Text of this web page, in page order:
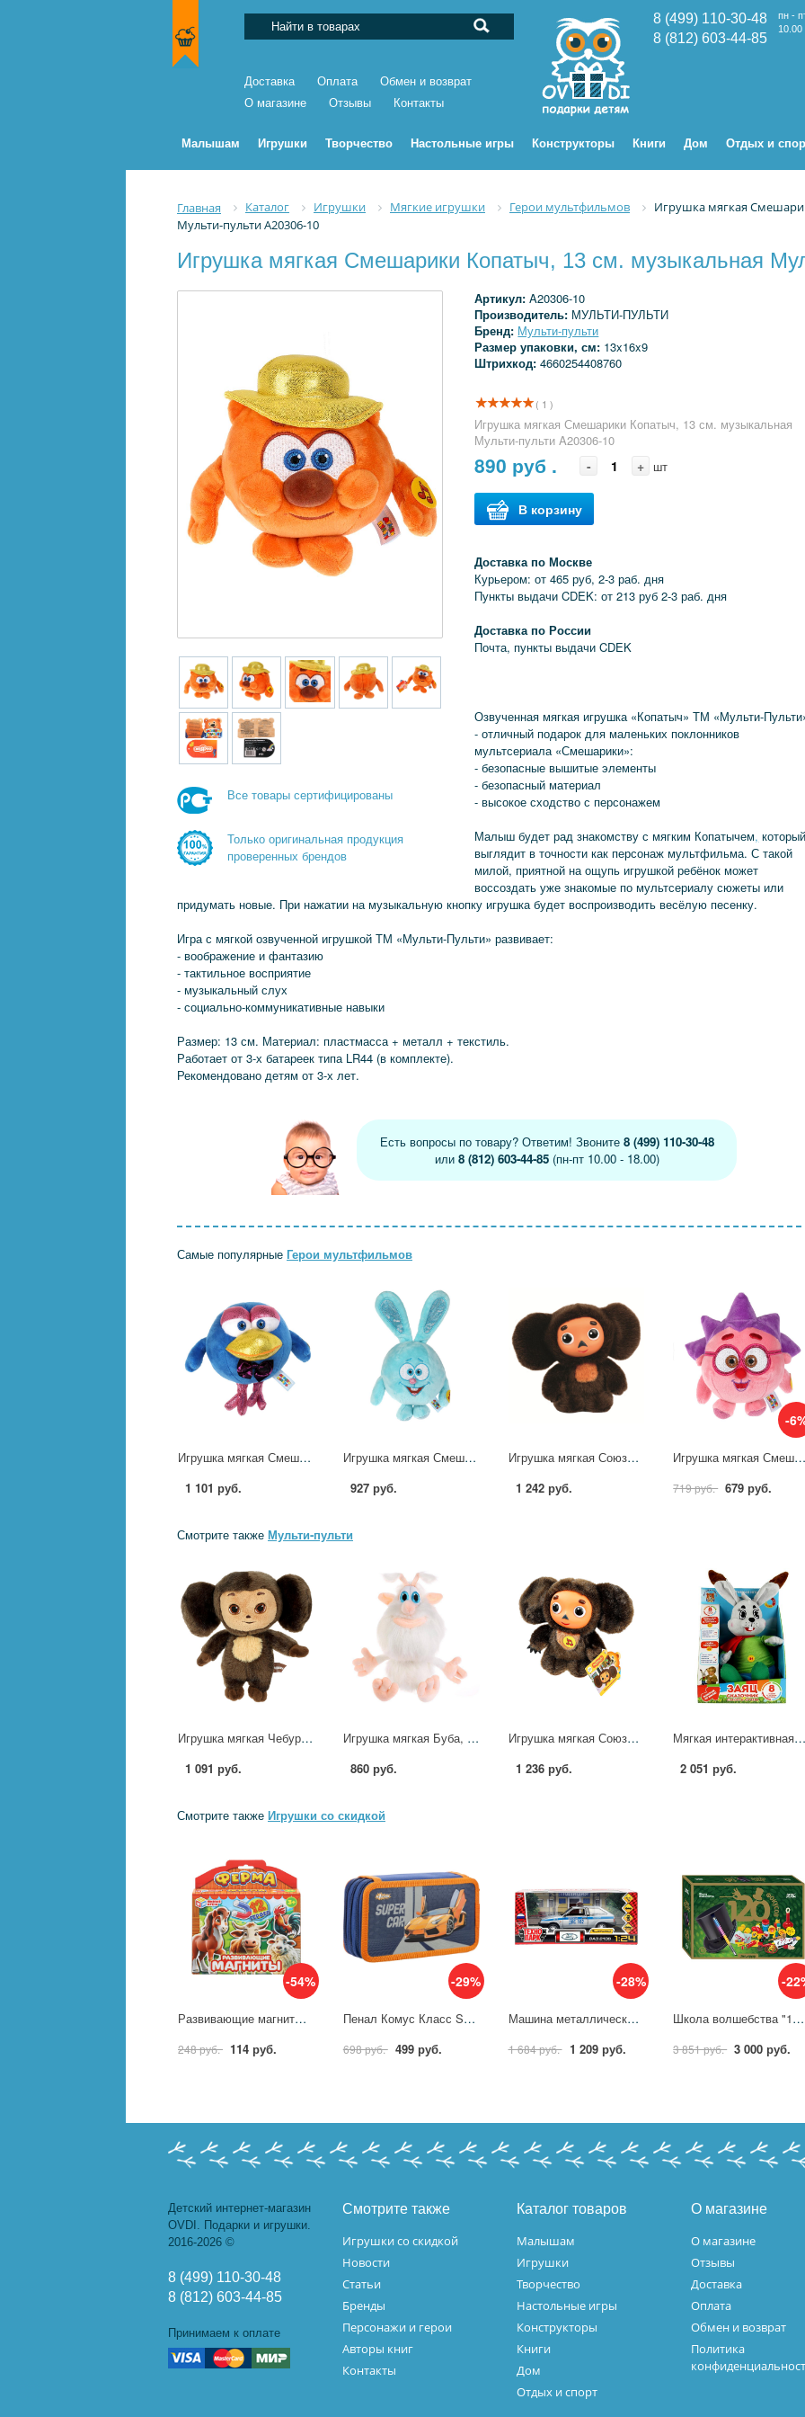
Доставка Оплата
Обмен и возврат
О магазине
Отзывы Контакты
8 (499) 110-30-48
пн -
10.00
8 (812) 603-44-85
Малышам Игрушки Творчество Настольные игры Конструкторы Книги Дом Отдых и
Главная Каталог Игрушки Мягкие игрушки Герои мультфильмов
Игрушка мягкая
Мульти-пульти A20306-10
Игрушка мягкая Смешарики Копатыч, 13 см. музыкальная
Все товары сертифицированы
Только оригинальная продукция
проверенных брендов
Артикул:A20306-10
Производитель: МУЛЬТИ-ПУЛЬТИ
Бренд: Мульти-пульти
Размер упаковки, см: 13x16x9
Штрихкод:4660254408760
( 1 )
Игрушка мягкая Смешарики Копатыч, 13 см. музыкальная
Мульти-пульти A20306-10
890 руб . - + шт
В корзину
Доставка по Москве
Курьером: от 465 руб, 2-3 раб. дня
Пункты выдачи CDEK: от 213 руб 2-3 раб. дня
Доставка по России
Почта, пункты выдачи CDEK
Озвученная мягкая игрушка «Копатыч» ТМ «Мульти-
- отличный подарок для маленьких поклонников
мультсериала «Смешарики»:
- безопасные вышитые элементы
- безопасный материал
- высокое сходство с персонажем
Малыш будет рад знакомству с мягким Копатычем,
выглядит в точности как персонаж мультфильма. С такой
милой, приятной на ощупь игрушкой ребёнок может
воссоздать уже знакомые по мультсериалу сюжеты или
придумать новые. При нажатии на музыкальную кнопку игрушка будет воспроизводить весёлую песенку.
Игра с мягкой озвученной игрушкой ТМ «Мульти-Пульти» развивает:
- воображение и фантазию
- тактильное восприятие
- музыкальный слух
- социально-коммуникативные навыки
Размер: 13 см. Материал: пластмасса + металл + текстиль.
Работает от 3-х батареек типа LR44 (в комплекте).
Рекомендовано детям от 3-х лет.
Есть вопросы по товару? Ответим! Звоните 8 (499) 110-30-48
или 8 (812) 603-44-85(пн-пт 10.00 - 18.00)
Самые популярные Герои мультфильмов
Игрушка мягкая Смешарики Кар-Карыч, 13 см. музыкальная Мульти-пульти A20312-10
1 101 руб.
Игрушка мягкая Смешарики Крош, 13 см. музыкальная Мульти-пульти A20309-10
927 руб.
Игрушка мягкая Союзмультфильм Чебурашка 17 см. музыкальная Мульти-пульти V36083-17S22
1 242 руб.
-
Игрушка мягкая Смешарики Ёжик 13см,
719 руб. 679 руб.
Смотрите также Мульти-пульти
Игрушка мягкая Чебурашка, 22 см, новый МУЛЬТИ-ПУЛЬТИ M90088-22
1 091 руб.
Игрушка мягкая Буба, 20 см Мульти-пульти F9843-20NS
860 руб.
Игрушка мягкая Союзмультфильм "Чебурашка" 17 см. музыкальная Мульти-пульти V36083/17S22 (24)
1 236 руб.
Мягкая интерактивная игрушка Мульти-пульти, Заяц сказочник, 33
2 051 руб.
Смотрите также Игрушки со скидкой
-54%
Развивающие магниты "Ферма", 165х180х30 мм. УМка 4660254475335
248 руб. 114 руб.
-29%
Пенал Комус Класс Super car 3 отд. выборочный лак, 190x110 мм, ПКК 12-19 1557065
698 руб. 499 руб.
-28%
Машина металлическая, свет-звук, "Лада ваз 2108 Полиция" 16,7 см. Технопарк 2108-124SL-POL-GY
1 684 руб. 1 209 руб.
-
Школа волшебства "120 фокусов" детский набор фокусника STEP 76097
3 851 руб. 3 000 руб.
Детский интернет-магазин
OVDI. Подарки и игрушки.
2016-2026 ©
8 (499) 110-30-48
8 (812) 603-44-85
Принимаем к оплате
Смотрите также
Игрушки со скидкой
Новости
Статьи
Бренды
Персонажи и герои
Авторы книг
Контакты
Каталог товаров
Малышам
Игрушки
Творчество
Настольные игры
Конструкторы
Книги
Дом
Отдых и спорт
О магазине
О магазине
Отзывы
Доставка
Оплата
Обмен и возврат
Политика